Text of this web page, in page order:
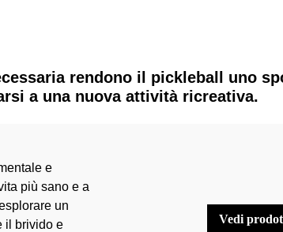
rendono il pickleball uno
a una nuova attività ricreativa.
e
più sano e a
un
il brivido e
vedi